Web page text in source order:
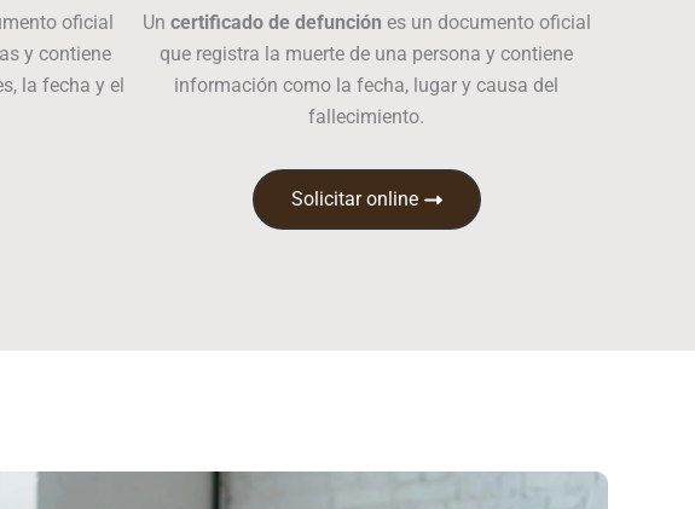
oficial
y contiene
la fecha y el
Un certificado de defunción es un documento oficial
que registra la muerte de una persona y contiene
información como la fecha, lugar y causa del
fallecimiento.
Solicitar online